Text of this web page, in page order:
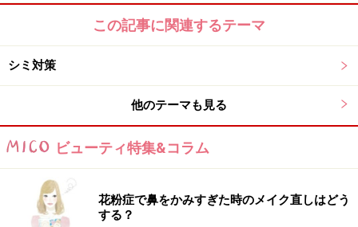
ます。日常生活ではSPF15、軽いレジャーであれば
SPF30程度、炎天下でのレジャーやマリンスポーツでは
PAは、シワやたるみの原因となる紫外線A
波を防止する力
PA＝Protection Grade of UVA（プロテクション グレイド
オブ UVA）は、シワやたるみの原因となる紫外線A波を
防止する力。その後に続くプラス（＋）の数が増えれば
この記事に関連するテーマ
シミ対策
他のテーマも見る
ビューティ特集&コラム
花粉症で鼻をかみすぎた時のメイク直しはどう
する？